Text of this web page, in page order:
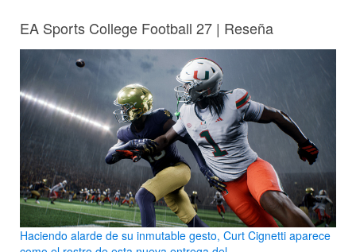
EA Sports College Football 27 | Reseña
Haciendo alarde de su inmutable gesto, Curt Cignetti aparece